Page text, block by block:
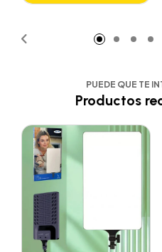
PUEDE QUE TE
Productos